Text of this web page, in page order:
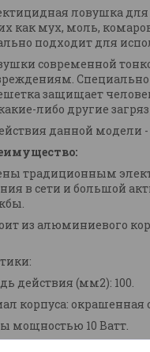
ловушка
как мух, моль,
подходит для
современной
Специально
защищает
либо другие
данной модели -
традиционным
в сети и большой
из алюминиевого
действия (мм2): 100.
корпуса: окрашенная
мощностью 10 Ватт.